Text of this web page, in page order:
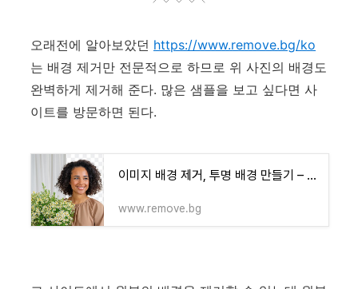
오래전에 알아보았던 https://www.remove.bg/ko
는 배경 제거만 전문적으로 하므로 위 사진의 배경도
완벽하게 제거해 준다. 많은 샘플을 보고 싶다면 사
이트를 방문하면 된다.
이미지 배경 제거, 투명 배경 만들기 – remove.bg
www.remove.bg